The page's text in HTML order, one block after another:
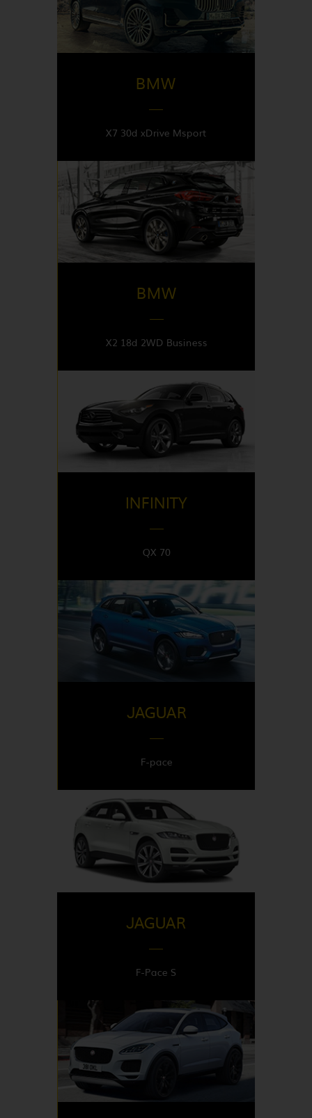
Italy
BMW
X7 30d xDrive Msport
DISPONIBLE EN
Italy
BMW
X2 18d 2WD Business
DISPONIBLE EN
Italy
INFINITY
QX 70
DISPONIBLE EN
Italy
JAGUAR
F-pace
DISPONIBLE EN
United Kingdom
JAGUAR
F-Pace S
DISPONIBLE EN
Italy